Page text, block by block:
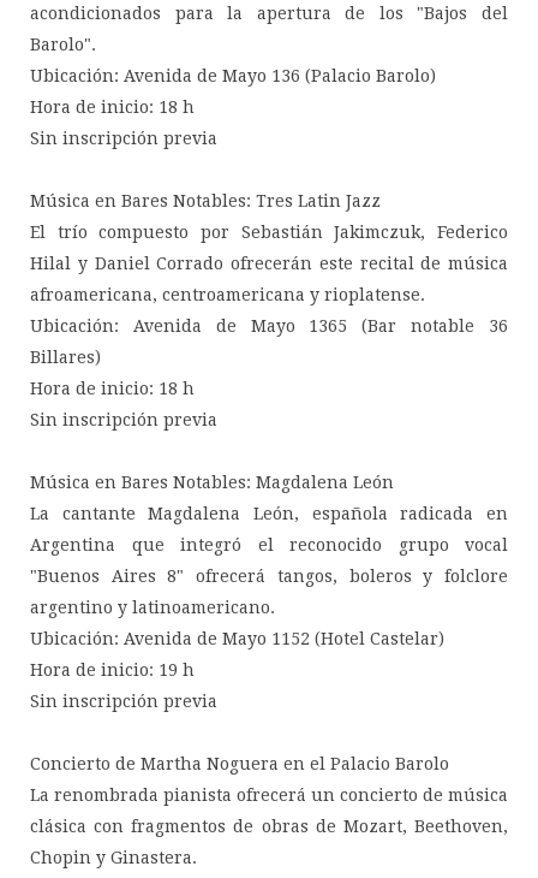
acondicionados para la apertura de los "Bajos del
Barolo".
Ubicación: Avenida de Mayo 136 (Palacio Barolo)
Hora de inicio: 18 h
Sin inscripción previa
Música en Bares Notables: Tres Latin Jazz
El trío compuesto por Sebastián Jakimczuk, Federico
Hilal y Daniel Corrado ofrecerán este recital de música
afroamericana, centroamericana y rioplatense.
Ubicación: Avenida de Mayo 1365 (Bar notable 36
Billares)
Hora de inicio: 18 h
Sin inscripción previa
Música en Bares Notables: Magdalena León
La cantante Magdalena León, española radicada en
Argentina que integró el reconocido grupo vocal
"Buenos Aires 8" ofrecerá tangos, boleros y folclore
argentino y latinoamericano.
Ubicación: Avenida de Mayo 1152 (Hotel Castelar)
Hora de inicio: 19 h
Sin inscripción previa
Concierto de Martha Noguera en el Palacio Barolo
La renombrada pianista ofrecerá un concierto de música
clásica con fragmentos de obras de Mozart, Beethoven,
Chopin y Ginastera.